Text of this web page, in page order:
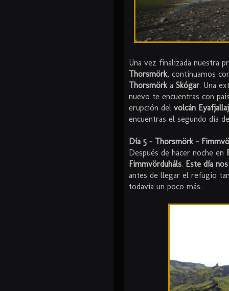
Una vez finalizada nuestra
Thorsmörk, continuamos
Thorsmörka Skógar. Una
nuevo te encuentras con
erupción del volcán
encuentras el segundo día
Día 5 - Thorsmörk -
Después de hacer noche en
Fimmvörduháls. Este día
antes de llegar el refugio
todavía un poco más.